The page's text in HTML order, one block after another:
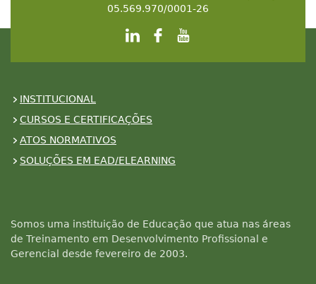
05.569.970/0001-26
INSTITUCIONAL
CURSOS E CERTIFICAÇÕES
ATOS NORMATIVOS
SOLUÇÕES EM EAD/ELEARNING
Somos uma instituição de Educação que atua nas áreas
de Treinamento em Desenvolvimento Profissional e
Gerencial desde fevereiro de 2003.